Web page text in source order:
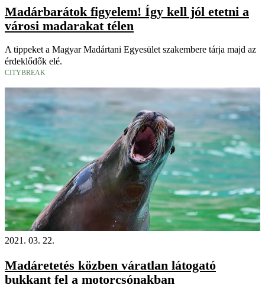
Madárbarátok figyelem! Így kell jól etetni a
városi madarakat télen
A tippeket a Magyar Madártani Egyesület szakembere tárja majd az
érdeklődők elé.
CITYBREAK
2021. 03. 22.
Madáretetés közben váratlan látogató
bukkant fel a motorcsónakban